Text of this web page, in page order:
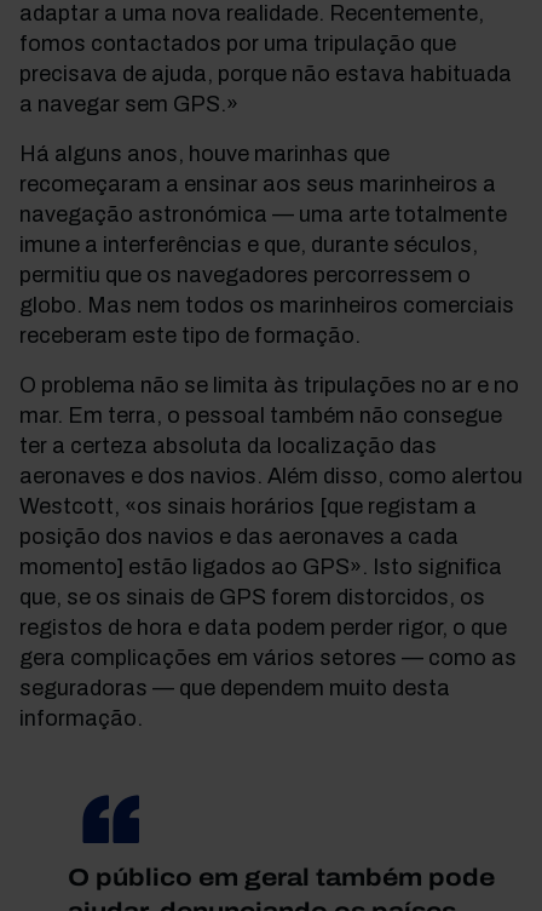
adaptar a uma nova realidade. Recentemente,
fomos contactados por uma tripulação que
precisava de ajuda, porque não estava habituada
a navegar sem GPS.»
Há alguns anos, houve marinhas que
recomeçaram a ensinar aos seus marinheiros a
navegação astronómica — uma arte totalmente
imune a interferências e que, durante séculos,
permitiu que os navegadores percorressem o
globo. Mas nem todos os marinheiros comerciais
receberam este tipo de formação.
O problema não se limita às tripulações no ar e no
mar. Em terra, o pessoal também não consegue
ter a certeza absoluta da localização das
aeronaves e dos navios. Além disso, como alertou
Westcott, «os sinais horários [que registam a
posição dos navios e das aeronaves a cada
momento] estão ligados ao GPS». Isto significa
que, se os sinais de GPS forem distorcidos, os
registos de hora e data podem perder rigor, o que
gera complicações em vários setores — como as
seguradoras — que dependem muito desta
informação.
O público em geral também pode